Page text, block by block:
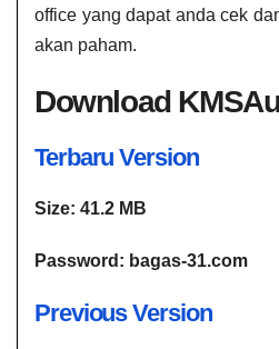
office yang dapat anda cek
akan paham.
Download
Terbaru Version
Size: 41.2 MB
Password: bagas-31.com
Previous Version